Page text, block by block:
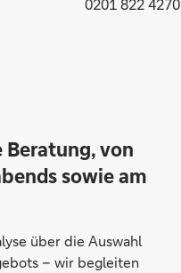
0201 822 4270
von
sowie am
über die Auswahl
– wir begleiten